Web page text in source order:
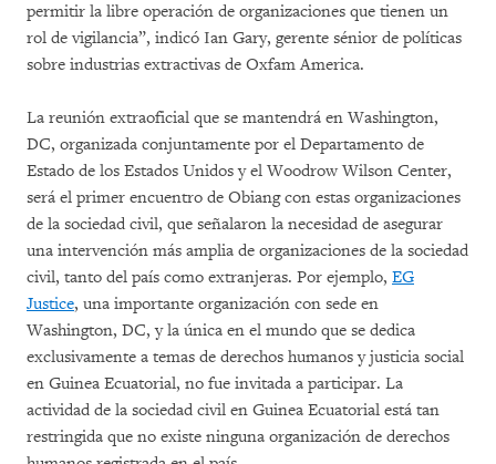
permitir la libre operación de organizaciones que tienen un
rol de vigilancia”, indicó Ian Gary, gerente sénior de políticas
sobre industrias extractivas de Oxfam America.
La reunión extraoficial que se mantendrá en Washington,
DC, organizada conjuntamente por el Departamento de
Estado de los Estados Unidos y el Woodrow Wilson Center,
será el primer encuentro de Obiang con estas organizaciones
de la sociedad civil, que señalaron la necesidad de asegurar
una intervención más amplia de organizaciones de la sociedad
civil, tanto del país como extranjeras. Por ejemplo, EG
Justice, una importante organización con sede en
Washington, DC, y la única en el mundo que se dedica
exclusivamente a temas de derechos humanos y justicia social
en Guinea Ecuatorial, no fue invitada a participar. La
actividad de la sociedad civil en Guinea Ecuatorial está tan
restringida que no existe ninguna organización de derechos